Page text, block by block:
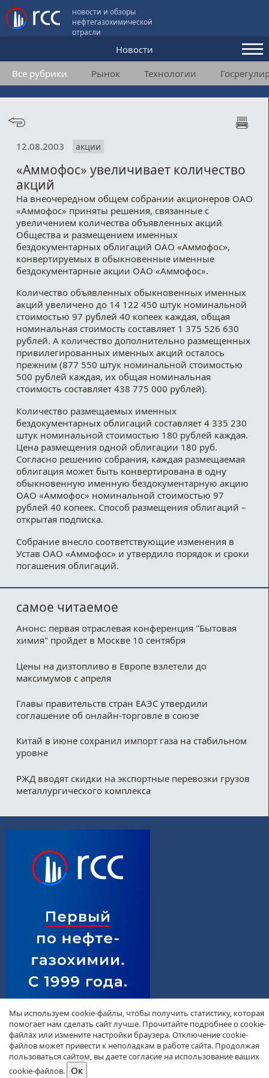
новости и обзоры
нефтегазохимической
отрасли
Новости
Аналитика и мнения
Конференции
Пользовательское соглашение
Медиакит
Контакты
Все рубрики Рынок Технологии
12.08.2003 акции
«Аммофос» увеличивает количество
акций
На внеочередном общем собрании акционеров ОАО
«Аммофос» приняты решения, связанные с
увеличением количества объявленных акций
Общества и размещением именных
бездокументарных облигаций ОАО «Аммофос»,
конвертируемых в обыкновенные именные
бездокументарные акции ОАО «Аммофос».
Количество объявленных обыкновенных именных
акций увеличено до 14 122 450 штук номинальной
стоимостью 97 рублей 40 копеек каждая, общая
номинальная стоимость составляет 1 375 526 630
рублей. А количество дополнительно размещенных
привилегированных именных акций осталось
прежним (877 550 штук номинальной стоимостью
500 рублей каждая, их общая номинальная
стоимость составляет 438 775 000 рублей).
Количество размещаемых именных
бездокументарных облигаций составляет 4 335 230
штук номинальной стоимостью 180 рублей каждая.
Цена размещения одной облигации 180 руб.
Согласно решению собрания, каждая размещаемая
облигация может быть конвертирована в одну
обыкновенную именную бездокументарную акцию
ОАО «Аммофос» номинальной стоимостью 97
рублей 40 копеек. Способ размещения облигаций –
открытая подписка.
Собрание внесло соответствующие изменения в
Устав ОАО «Аммофос» и утвердило порядок и сроки
погашения облигаций.
самое читаемое
Анонс: первая отраслевая конференция "Бытовая
химия" пройдет в Москве 10 сентября
Цены на дизтопливо в Европе взлетели до
максимумов с апреля
Главы правительств стран ЕАЭС утвердили
соглашение об онлайн-торговле в союзе
Китай в июне сохранил импорт газа на стабильном
уровне
РЖД вводят скидки на экспортные перевозки грузов
металлургического комплекса
Мы используем cookie-файлы, чтобы получить статистику, которая
помогает нам сделать сайт лучше. Прочитайте подробнее о cookie-
файлах или измените настройки браузера. Отключение cookie-
файлов может привести к неполадкам в работе сайта. Продолжая
пользоваться сайтом, вы даете согласие на использование ваших
cookie-файлов.